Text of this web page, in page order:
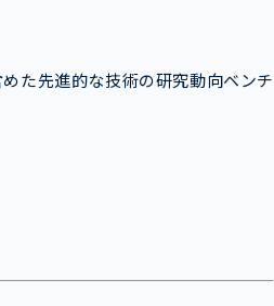
た先進的な技術の研究動向ベンチ